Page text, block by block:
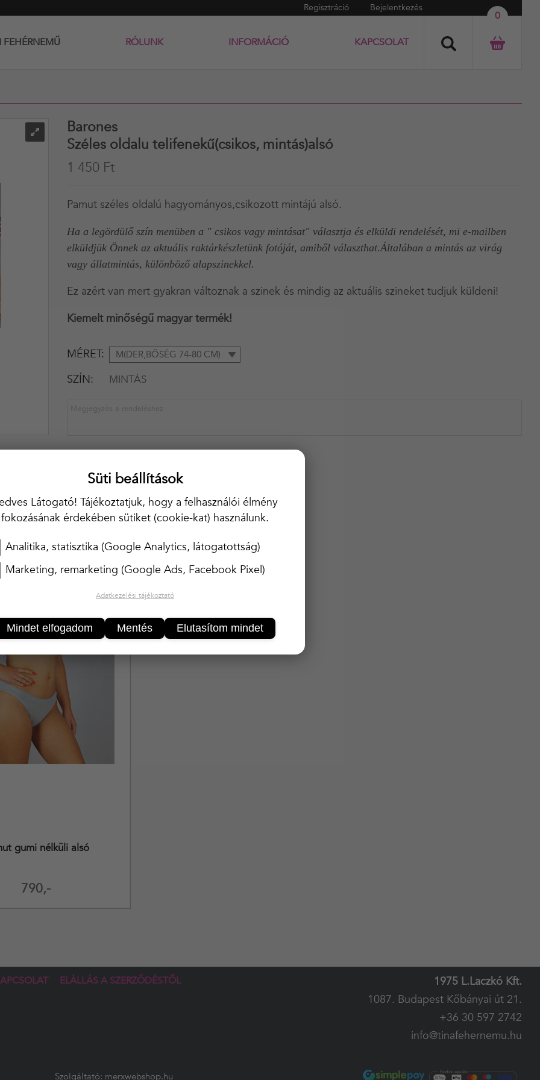
Regisztráció Bejelentkezés
0
RÓLUNK INFORMÁCIÓ KAPCSOLAT
Barones
Széles oldalu telifenekű(csikos, mintás)alsó
1 450 Ft
Pamut széles oldalú hagyományos,csikozott mintájú alsó.
Ha a legördülő szín menüben a " csikos vagy mintásat" választja és elküldi rendelését, mi e-mailben
elküldjük Önnek az aktuális raktárkészletünk fotóját, amiből választhat.Általában a mintás az virág
vagy állatmintás, különböző alapszinekkel.
Ez azért van mert gyakran változnak a szinek és mindig az aktuális szineket tudjuk küldeni!
Kiemelt minőségű magyar termék!
MÉRET M(DER,BŐSÉG 74-80 CM)
SZÍN MINTÁS
20 000 Ft felett ingyenes kiszállítás!!
790,-
gumi nélküli alsó
ELÁLLÁS A SZERZŐDÉSTŐL
1975 L.Laczkó Kft.
1087. Budapest Kőbányai út 21.
+36 30 597 2742
info@tinafehernemu.hu
Szolgáltató: merxwebshop.hu
Süti beállítások
Látogató! Tájékoztatjuk, hogy a felhasználói élmény
fokozásának érdekében sütiket (cookie-kat) használunk.
Analitika, statisztika (Google Analytics, látogatottság)
Marketing, remarketing (Google Ads, Facebook Pixel)
Adatkezelési tájékoztató
Mindet elfogadom Mentés Elutasítom mindet